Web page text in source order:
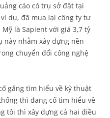
cáo có trụ sở đặt tại
dụ, đã mua lại công ty tư
là Sapient với giá 3,7 tỷ
này nhằm xây dựng nền
chuyển đổi công nghệ
gắng tìm hiểu về kỹ thuật
thì đang cố tìm hiểu về
tôi thì xây dựng cả hai điều